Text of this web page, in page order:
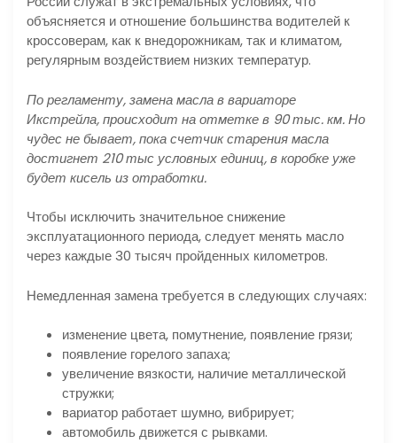
объясняется и отношение большинства водителей к
кроссоверам, как к внедорожникам, так и климатом,
регулярным воздействием низких температур.
По регламенту, замена масла в вариаторе
Икстрейла, происходит на отметке в 90 тыс. км. Но
чудес не бывает, пока счетчик старения масла
достигнет 210 тыс условных единиц, в коробке уже
будет кисель из отработки.
Чтобы исключить значительное снижение
эксплуатационного периода, следует менять масло
через каждые 30 тысяч пройденных километров.
Немедленная замена требуется в следующих случаях:
изменение цвета, помутнение, появление грязи;
появление горелого запаха;
увеличение вязкости, наличие металлической
стружки;
вариатор работает шумно, вибрирует;
автомобиль движется с рывками.